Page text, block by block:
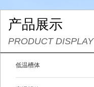
产品展示
PRODUCT DISPLAY
低温槽体